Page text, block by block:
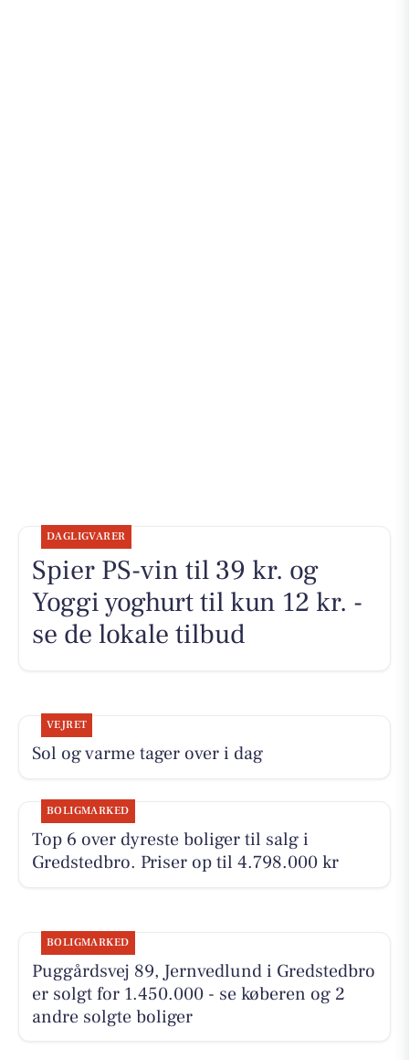
DAGLIGVARER
Spier PS-vin til 39 kr. og
Yoggi yoghurt til kun 12 kr. -
se de lokale tilbud
VEJRET
Sol og varme tager over i dag
BOLIGMARKED
Top 6 over dyreste boliger til salg i
Gredstedbro. Priser op til 4.798.000 kr
BOLIGMARKED
Puggårdsvej 89, Jernvedlund i Gredstedbro
er solgt for 1.450.000 - se køberen og 2
andre solgte boliger